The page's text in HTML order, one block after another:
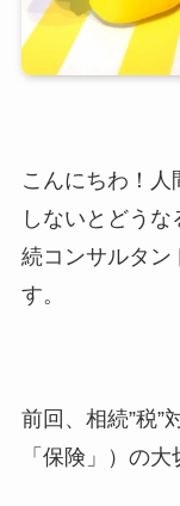
こんにちわ！人
しないとどう
続コンサルタン
す。
前回、相続”税”
「保険」）の